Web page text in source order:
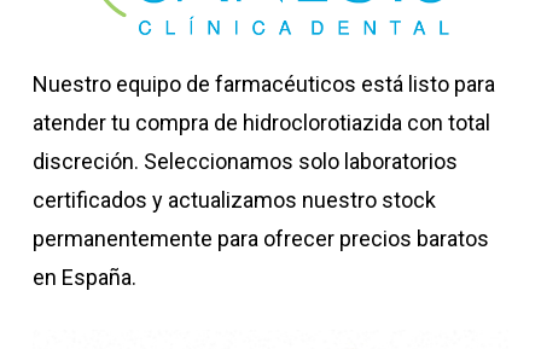
Nuestro equipo de farmacéuticos está listo para
atender tu compra de hidroclorotiazida con total
discreción. Seleccionamos solo laboratorios
certificados y actualizamos nuestro stock
permanentemente para ofrecer precios baratos
en España.